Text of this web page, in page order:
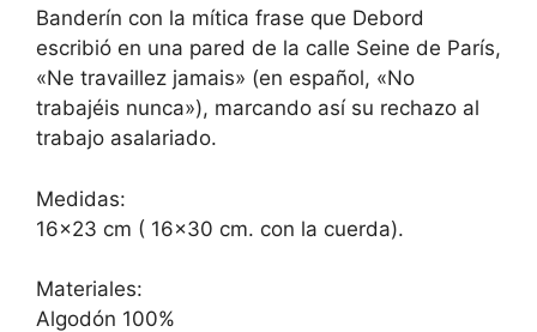
Banderín con la mítica frase que Debord
escribió en una pared de la calle Seine de París,
«Ne travaillez jamais» (en español, «No
trabajéis nunca»), marcando así su rechazo al
trabajo asalariado.
Medidas:
16×23 cm ( 16×30 cm. con la cuerda).
Materiales:
Algodón 100%